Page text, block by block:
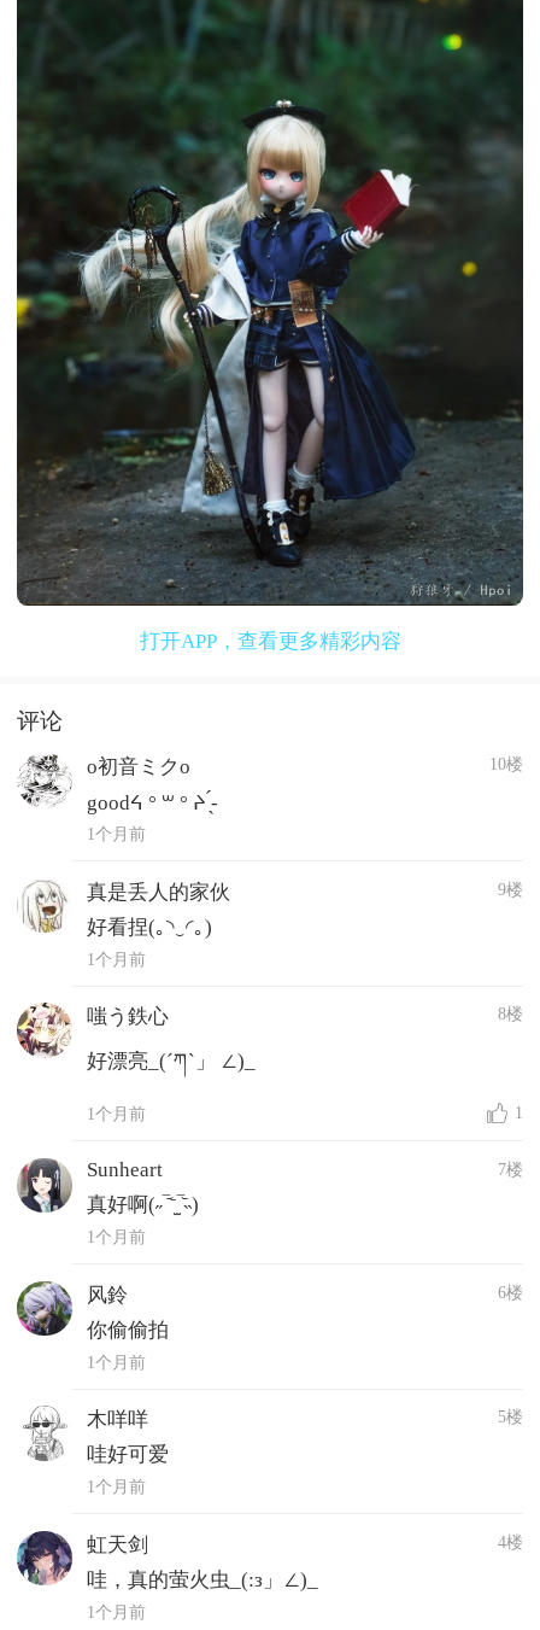
打开APP，查看更多精彩内容
评论
o初音ミクo 10楼
goodᔦ ° ꒳ ° ᔨ ̖́-
1个月前
真是丢人的家伙 9楼
好看捏(｡◝‿◜｡)
1个月前
嗤う鉄心 8楼
好漂亮_(´ཀ`」 ∠)_
1个月前 1
Sunheart 7楼
真好啊(˶‾᷄⁻̫‾᷅˵)
1个月前
风鈴 6楼
你偷偷拍
1个月前
木咩咩 5楼
哇好可爱
1个月前
虹天剑 4楼
哇，真的萤火虫_(:з」∠)_
1个月前